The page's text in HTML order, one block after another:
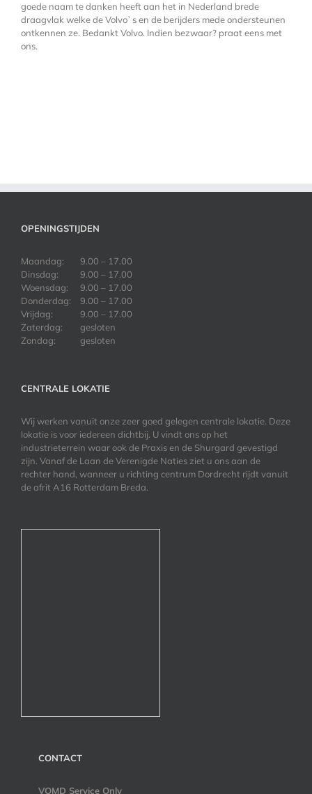
goede naam te danken heeft aan het in Nederland brede
draagvlak welke de Volvo`s en de berijders mede ondersteunen
ontkennen ze. Bedankt Volvo. Indien bezwaar? praat eens met
ons.
OPENINGSTIJDEN
Maandag:
9.00 – 17.00
Dinsdag:
9.00 – 17.00
Woensdag:
9.00 – 17.00
Donderdag:
9.00 – 17.00
Vrijdag:
9.00 – 17.00
Zaterdag:
gesloten
Zondag:
gesloten
CENTRALE LOKATIE
Wij werken vanuit onze zeer goed gelegen centrale lokatie. Deze
lokatie is voor iedereen dichtbij. U vindt ons op het
industrieterrein waar ook de Praxis en de Shurgard gevestigd
zijn. Vanaf de Laan de Verenigde Naties ziet u ons aan de
rechter hand, wanneer u richting centrum Dordrecht rijdt vanuit
de afrit A16 Rotterdam Breda.
CONTACT
VOMD Service Only